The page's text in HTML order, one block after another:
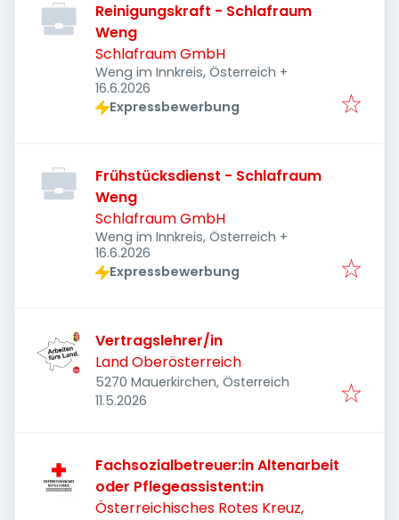
Reinigungskraft - Schlafraum
Weng
Schlafraum GmbH
Weng im Innkreis, Österreich +
Veröffentlicht
16.6.2026
Expressbewerbung
Frühstücksdienst - Schlafraum
Weng
Schlafraum GmbH
Weng im Innkreis, Österreich +
Veröffentlicht
16.6.2026
Expressbewerbung
Vertragslehrer/in
Land Oberösterreich
5270 Mauerkirchen, Österreich
Veröffentlicht
11.5.2026
Fachsozialbetreuer:in Altenarbeit
oder Pflegeassistent:in
Österreichisches Rotes Kreuz,